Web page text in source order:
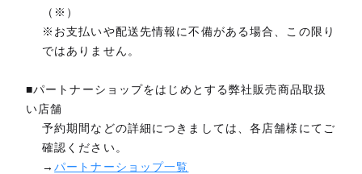
（※）
※お支払いや配送先情報に不備がある場合、この限り
ではありません。
■パートナーショップをはじめとする弊社販売商品取扱
い店舗
予約期間などの詳細につきましては、各店舗様にてご
確認ください。
→パートナーショップ一覧